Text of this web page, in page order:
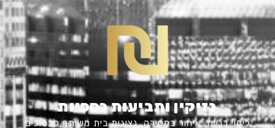
נזיקין ותביעות כספיות
ליקוי בנייה, איחור במסירה, נציגות בית משותף,סכסוכים